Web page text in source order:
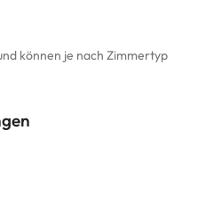
können je nach Zimmertyp